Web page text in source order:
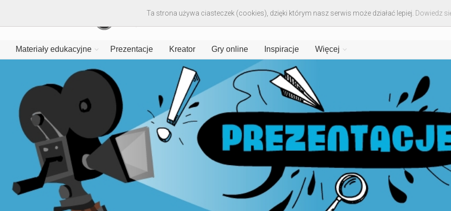
Materiały edukacyjne Prezentacje Kreator Gry online Inspiracje Więcej
Ta strona używa ciasteczek (cookies), dzięki którym nasz serwis może działać lepiej. Dowiedz